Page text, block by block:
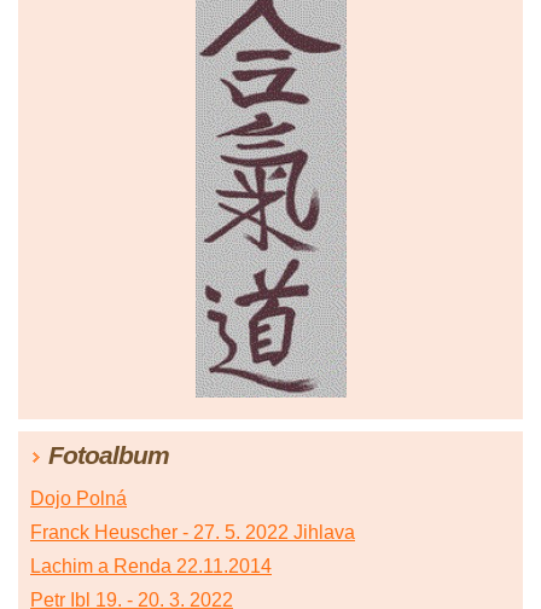
Fotoalbum
Dojo Polná
Franck Heuscher - 27. 5. 2022 Jihlava
Lachim a Renda 22.11.2014
Petr Ibl 19. - 20. 3. 2022